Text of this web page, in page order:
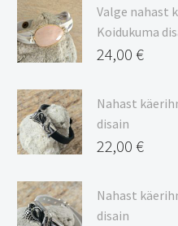
Valge nahast
Koidukuma
24,00 €
Nahast
disain
22,00 €
Nahast
disain